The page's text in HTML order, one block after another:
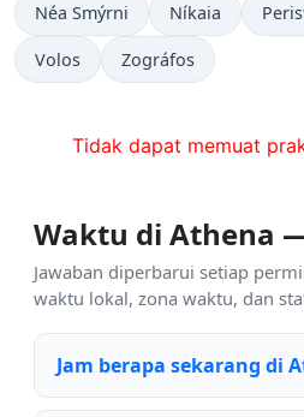
Néa Smýrni Níkaia
Volos Zográfos
Tidak dapat memuat
Waktu di Athena
Jawaban diperbarui setiap
waktu lokal, zona waktu, dan
Jam berapa sekarang di